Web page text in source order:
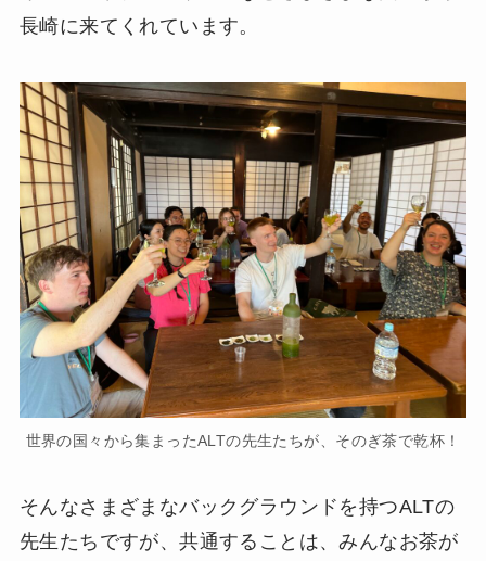
長崎に来てくれています。
世界の国々から集まったALTの先生たちが、そのぎ茶で乾杯！
そんなさまざまなバックグラウンドを持つALTの
先生たちですが、共通することは、みんなお茶が